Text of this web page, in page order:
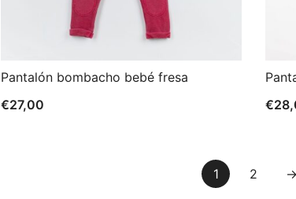
Pantalón bombacho bebé fresa
€27,00
€
1 2 →